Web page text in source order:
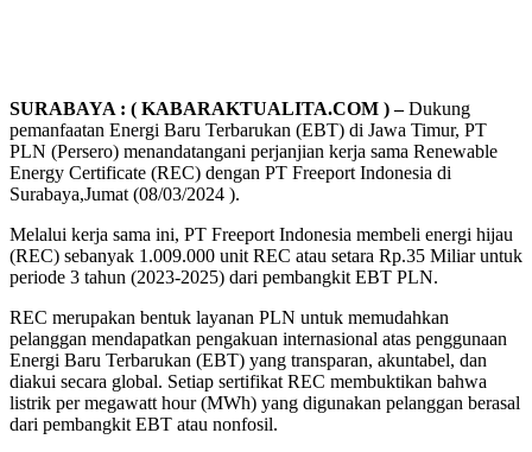
SURABAYA : ( KABARAKTUALITA.COM ) –Dukung
pemanfaatan Energi Baru Terbarukan (EBT) di Jawa Timur, PT
PLN (Persero) menandatangani perjanjian kerja sama Renewable
Energy Certificate (REC) dengan PT Freeport Indonesia di
Surabaya,Jumat (08/03/2024 ).
Melalui kerja sama ini, PT Freeport Indonesia membeli energi hijau
(REC) sebanyak 1.009.000 unit REC atau setara Rp.35 Miliar untuk
periode 3 tahun (2023-2025) dari pembangkit EBT PLN.
REC merupakan bentuk layanan PLN untuk memudahkan
pelanggan mendapatkan pengakuan internasional atas penggunaan
Energi Baru Terbarukan (EBT) yang transparan, akuntabel, dan
diakui secara global. Setiap sertifikat REC membuktikan bahwa
listrik per megawatt hour (MWh) yang digunakan pelanggan berasal
dari pembangkit EBT atau nonfosil.